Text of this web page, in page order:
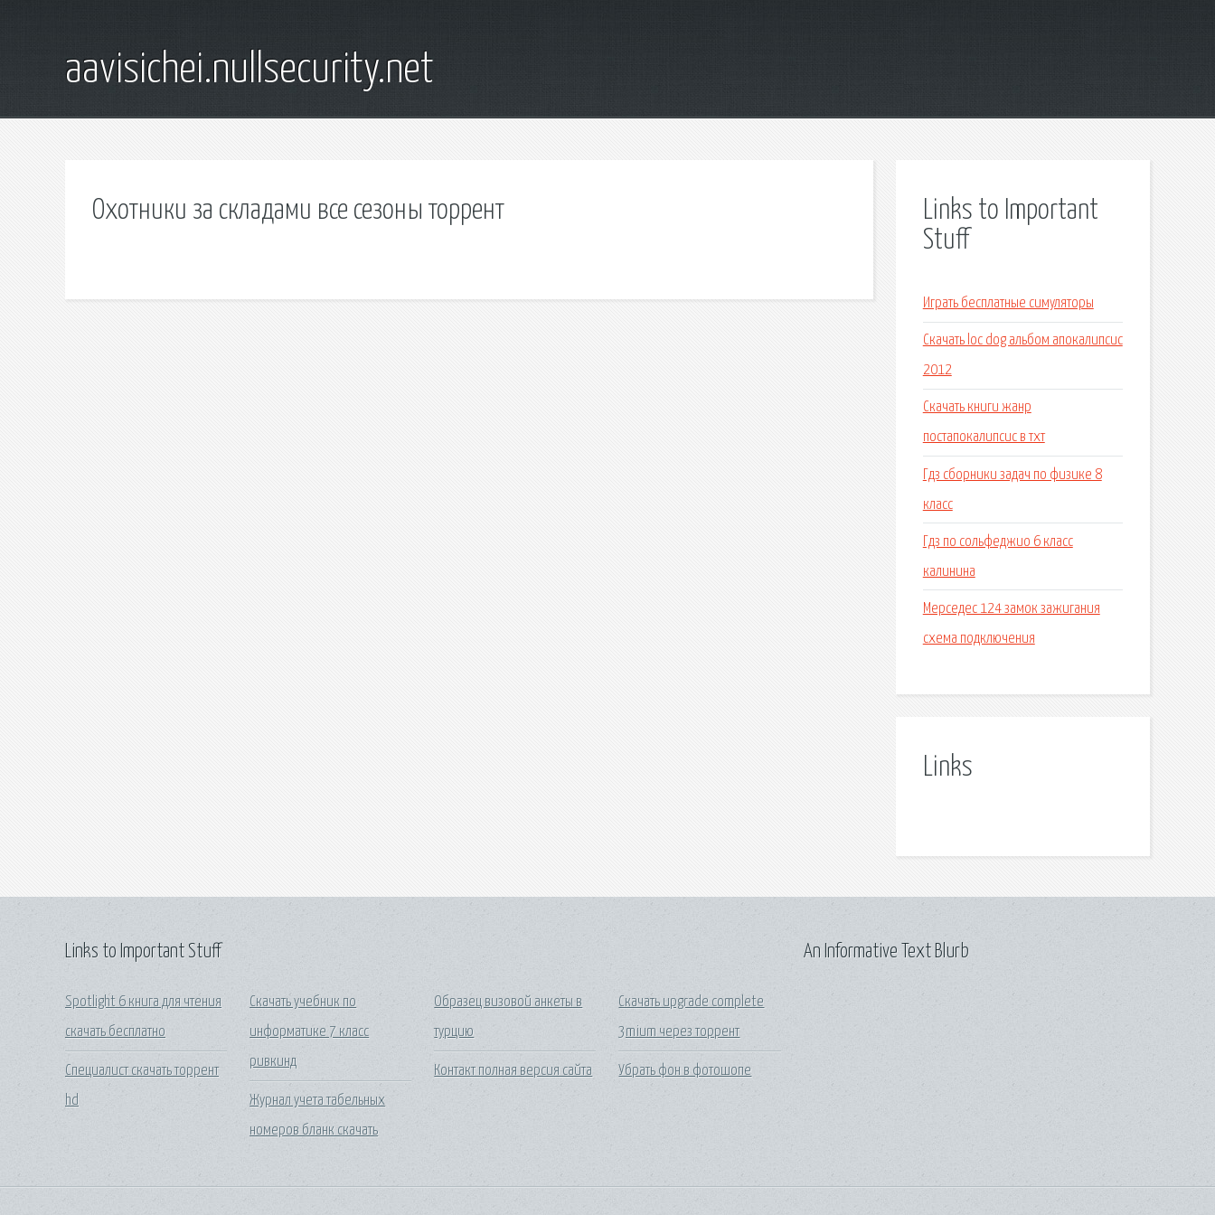
aavisichei.nullsecurity.net
Охотники за складами все сезоны торрент
Links to Important
Stuff
Играть бесплатные симуляторы
Скачать loc dog альбом апокалипсис
2012
Скачать книги жанр
постапокалипсис в тхт
Гдз сборники задач по физике 8
класс
Гдз по сольфеджио 6 класс
калинина
Мерседес 124 замок зажигания
схема подключения
Links
Links to Important Stuff
Spotlight 6 книга для чтения
скачать бесплатно
Специалист скачать торрент
hd
Скачать учебник по
информатике 7 класс
ривкинд
Журнал учета табельных
номеров бланк скачать
Образец визовой анкеты в
турцию
Контакт полная версия сайта
Скачать upgrade complete
3mium через торрент
Убрать фон в фотошопе
An Informative Text Blurb